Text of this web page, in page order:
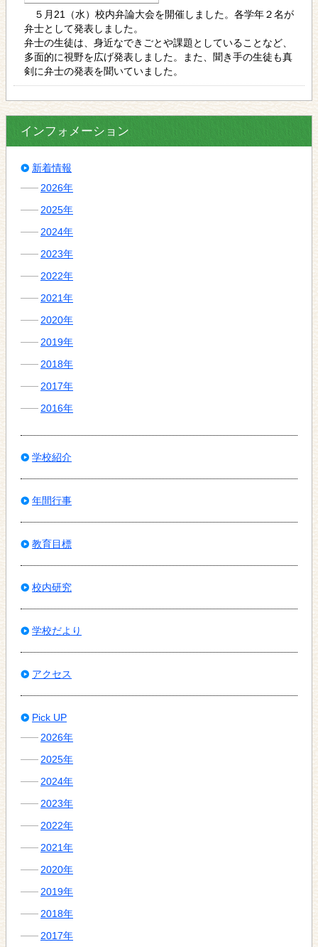
５月21（水）校内弁論大会を開催しました。各学年２名が
弁士として発表しました。
弁士の生徒は、身近なできごとや課題としていることなど、
多面的に視野を広げ発表しました。また、聞き手の生徒も真
剣に弁士の発表を聞いていました。
インフォメーション
新着情報
2026年
2025年
2024年
2023年
2022年
2021年
2020年
2019年
2018年
2017年
2016年
学校紹介
年間行事
教育目標
校内研究
学校だより
アクセス
Pick UP
2026年
2025年
2024年
2023年
2022年
2021年
2020年
2019年
2018年
2017年